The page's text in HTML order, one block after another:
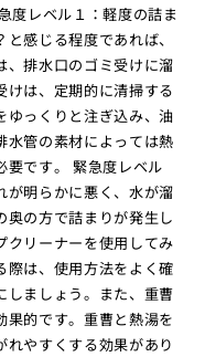
度レベル１：軽度の詰ま
感じる程度であれば、
、排水口のゴミ受けに溜
けは、定期的に清掃する
ゆっくりと注ぎ込み、油
水管の素材によっては熱
要です。 緊急度レベル
が明らかに悪く、水が溜
奥の方で詰まりが発生し
クリーナーを使用してみ
際は、使用方法をよく確
しましょう。また、重曹
果的です。重曹と熱湯を
やすくする効果があり